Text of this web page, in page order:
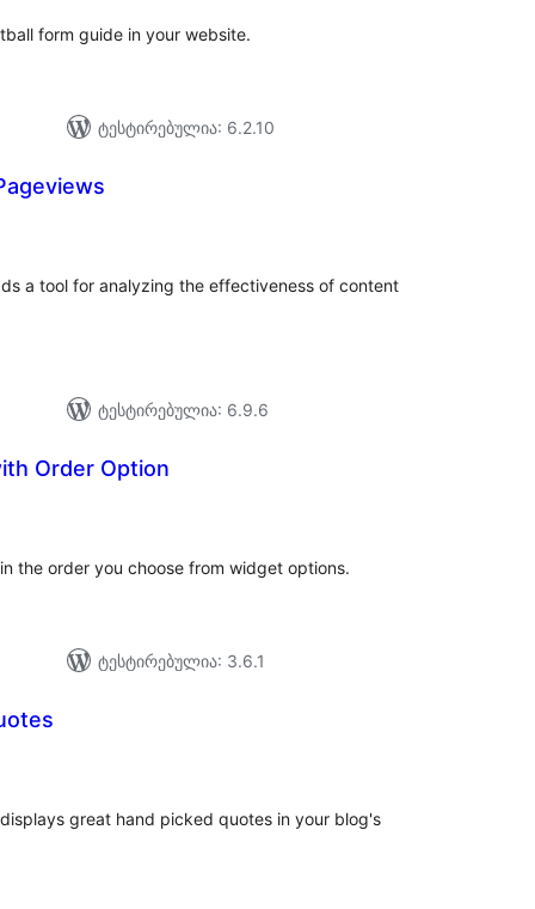
form guide in your website.
ტესტირებულია: 6.2.10
a tool for analyzing the effectiveness of content
ტესტირებულია: 6.9.6
Order Option
the order you choose from widget options.
ტესტირებულია: 3.6.1
great hand picked quotes in your blog's